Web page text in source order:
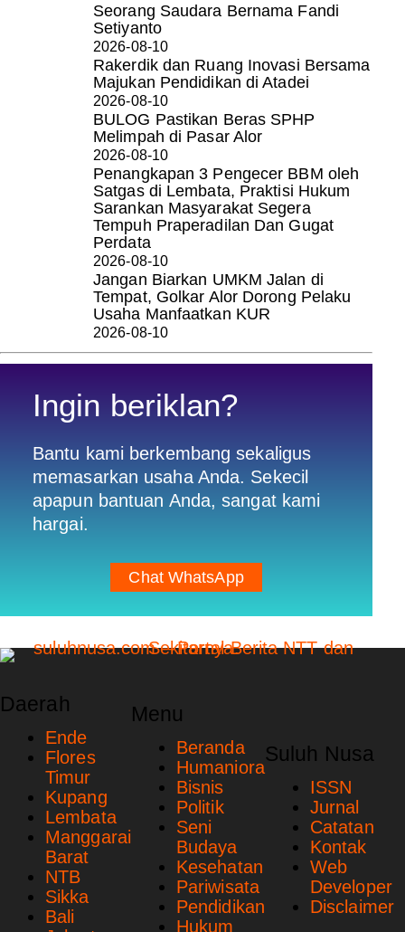
Seorang Saudara Bernama Fandi
Setiyanto
2026-08-10
Rakerdik dan Ruang Inovasi Bersama
Majukan Pendidikan di Atadei
2026-08-10
BULOG Pastikan Beras SPHP
Melimpah di Pasar Alor
2026-08-10
Penangkapan 3 Pengecer BBM oleh
Satgas di Lembata, Praktisi Hukum
Sarankan Masyarakat Segera
Tempuh Praperadilan Dan Gugat
Perdata
2026-08-10
Jangan Biarkan UMKM Jalan di
Tempat, Golkar Alor Dorong Pelaku
Usaha Manfaatkan KUR
2026-08-10
Ingin beriklan?
Bantu kami berkembang sekaligus
memasarkan usaha Anda. Sekecil
apapun bantuan Anda, sangat kami
hargai.
Chat WhatsApp
Daerah
Ende
Flores
Timur
Kupang
Lembata
Manggarai
Barat
NTB
Sikka
Bali
Menu
Beranda
Humaniora
Bisnis
Politik
Seni
Budaya
Kesehatan
Pariwisata
Pendidikan
Hukum
Suluh Nusa
ISSN
Jurnal
Catatan
Kontak
Web
Developer
Disclaimer